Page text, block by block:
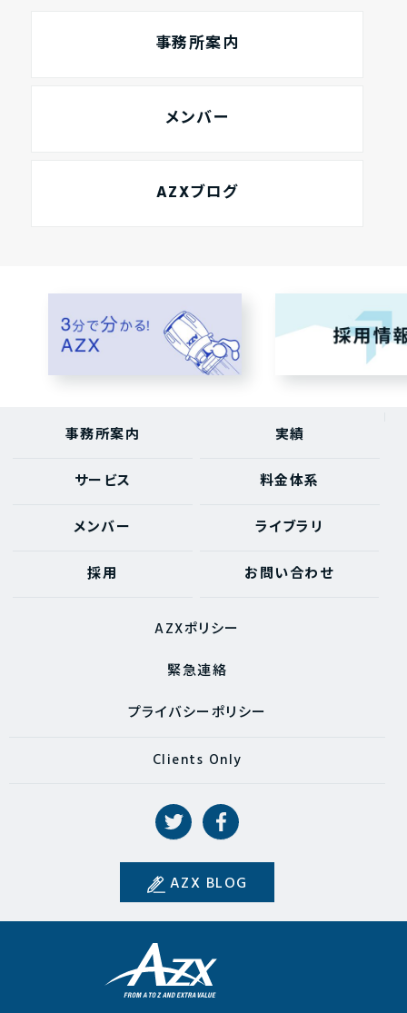
事務所案内
メンバー
AZXブログ
事務所案内 実績
サービス 料金体系
メンバー ライブラリ
採用 お問い合わせ
AZXポリシー
緊急連絡
プライバシーポリシー
Clients Only
AZX BLOG